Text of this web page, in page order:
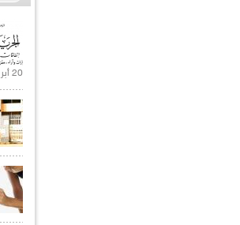
20 أبريل 2021 |